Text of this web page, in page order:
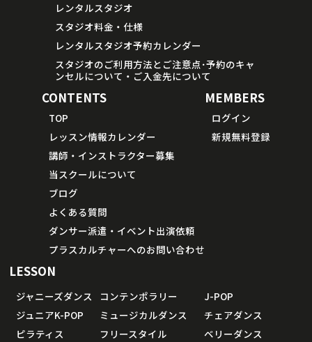
レンタルスタジオ
スタジオ料金・仕様
レンタルスタジオ予約カレンダー
スタジオのご利用方法とご注意点･予約のキャ
ンセルについて・ご入金先について
CONTENTS
TOP
レッスン情報カレンダー
講師・インストラクター募集
当スクールについて
ブログ
よくある質問
ダンサー派遣・イベント出演依頼
プラスカルチャーへのお問い合わせ
MEMBERS
ログイン
新規無料登録
LESSON
ジャニーズダンス
ジュニアK-POP
ピラティス
コンテンポラリー
ミュージカルダンス
フリースタイル
J-POP
チェアダンス
ベリーダンス